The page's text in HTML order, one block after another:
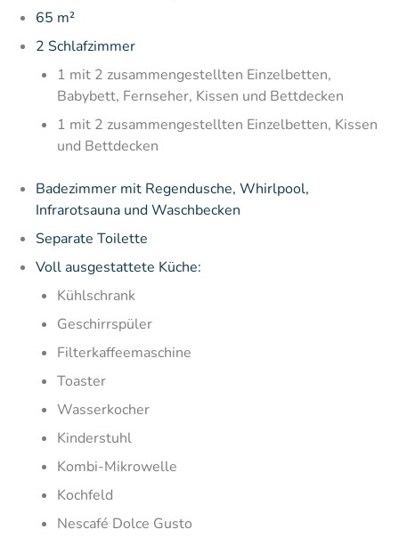
65 m²
2 Schlafzimmer
1 mit 2 zusammengestellten Einzelbetten,
Babybett, Fernseher, Kissen und Bettdecken
1 mit 2 zusammengestellten Einzelbetten, Kissen
und Bettdecken
Badezimmer mit Regendusche, Whirlpool,
Infrarotsauna und Waschbecken
Separate Toilette
Voll ausgestattete Küche:
Kühlschrank
Geschirrspüler
Filterkaffeemaschine
Toaster
Wasserkocher
Kinderstuhl
Kombi-Mikrowelle
Kochfeld
Nescafé Dolce Gusto